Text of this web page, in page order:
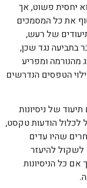
יחסית פשוט, אך
את כל המסמכים
של רעש,
נגד שכן,
ומפריע
הטפסים הנדרשים
של ניסיונות
לכלול הודעות טקסט,
שהיו עדים
לשקול להיעזר
כל הניסיונות